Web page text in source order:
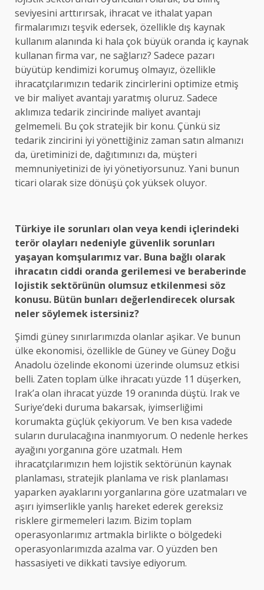
seviyesini arttırırsak, ihracat ve ithalat yapan
firmalarımızı teşvik edersek, özellikle dış kaynak
kullanım alanında ki hala çok büyük oranda iç kaynak
kullanan firma var, ne sağlarız? Sadece pazarı
büyütüp kendimizi korumuş olmayız, özellikle
ihracatçılarımızın tedarik zincirlerini optimize etmiş
ve bir maliyet avantajı yaratmış oluruz. Sadece
aklımıza tedarik zincirinde maliyet avantajı
gelmemeli. Bu çok stratejik bir konu. Çünkü siz
tedarik zincirini iyi yönettiğiniz zaman satın almanızı
da, üretiminizi de, dağıtımınızı da, müşteri
memnuniyetinizi de iyi yönetiyorsunuz. Yani bunun
ticari olarak size dönüşü çok yüksek oluyor.
Türkiye ile sorunları olan veya kendi içlerindeki
terör olayları nedeniyle güvenlik sorunları
yaşayan komşularımız var. Buna bağlı olarak
ihracatın ciddi oranda gerilemesi ve beraberinde
lojistik sektörünün olumsuz etkilenmesi söz
konusu. Bütün bunları değerlendirecek olursak
neler söylemek istersiniz?
Şimdi güney sınırlarımızda olanlar aşikar. Ve bunun
ülke ekonomisi, özellikle de Güney ve Güney Doğu
Anadolu özelinde ekonomi üzerinde olumsuz etkisi
belli. Zaten toplam ülke ihracatı yüzde 11 düşerken,
Irak’a olan ihracat yüzde 19 oranında düştü. Irak ve
Suriye’deki duruma bakarsak, iyimserliğimi
korumakta güçlük çekiyorum. Ve ben kısa vadede
suların durulacağına inanmıyorum. O nedenle herkes
ayağını yorganına göre uzatmalı. Hem
ihracatçılarımızın hem lojistik sektörünün kaynak
planlaması, stratejik planlama ve risk planlaması
yaparken ayaklarını yorganlarına göre uzatmaları ve
aşırı iyimserlikle yanlış hareket ederek gereksiz
risklere girmemeleri lazım. Bizim toplam
operasyonlarımız artmakla birlikte o bölgedeki
operasyonlarımızda azalma var. O yüzden ben
hassasiyeti ve dikkati tavsiye ediyorum.